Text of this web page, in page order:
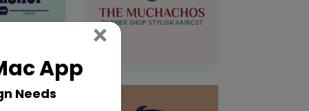
App
Needs
× Close